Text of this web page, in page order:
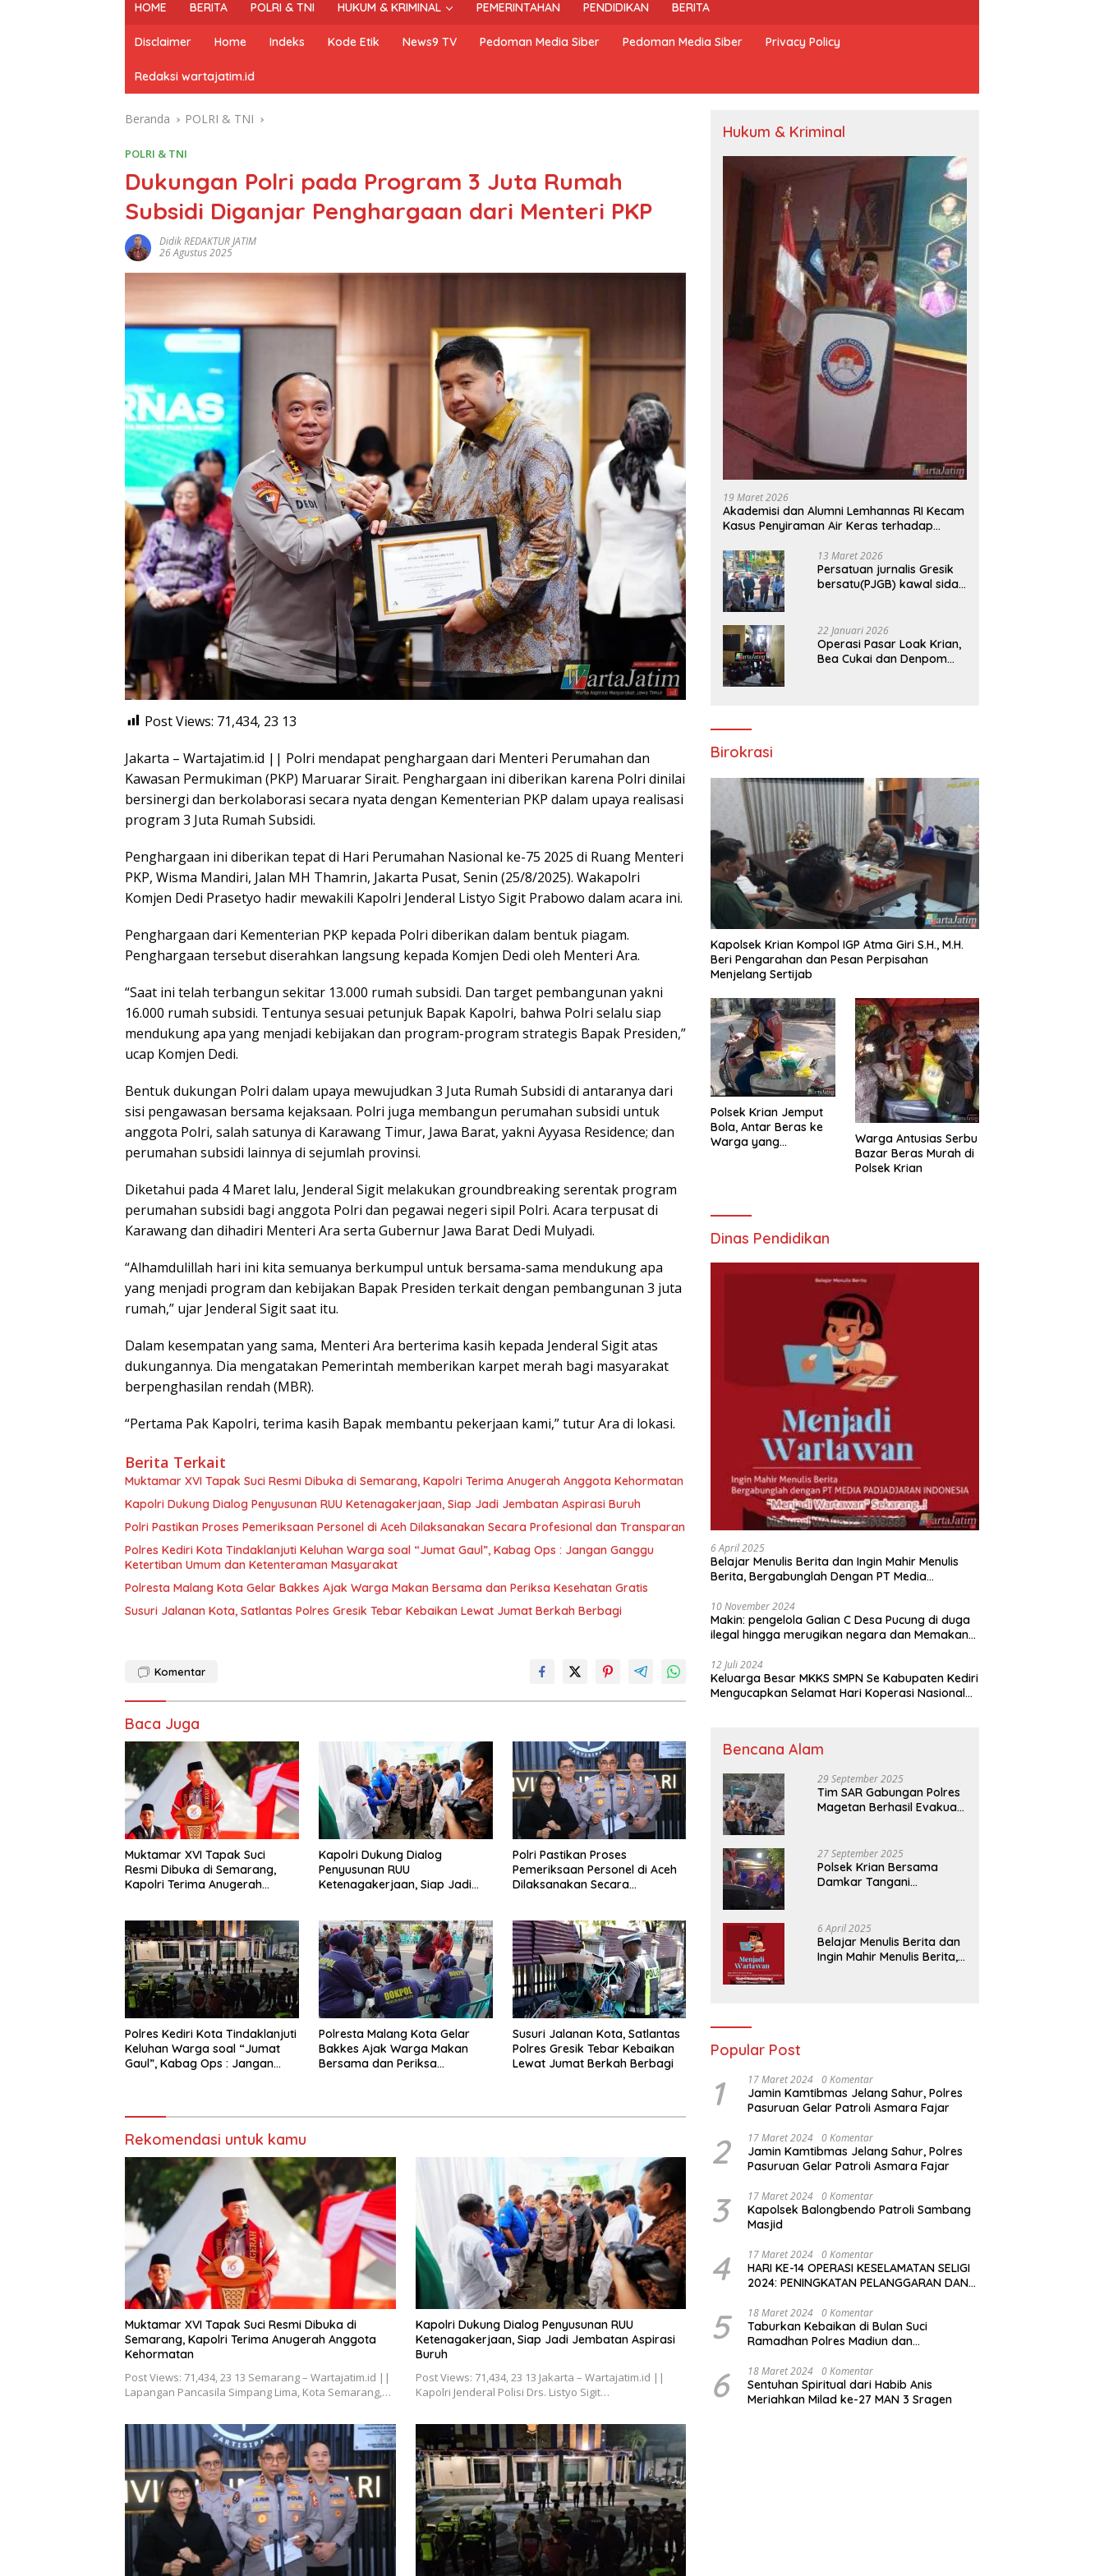
HOME BERITA POLRI & TNI HUKUM & KRIMINAL PEMERINTAHAN PENDIDIKAN BERITA
Disclaimer Home Indeks Kode Etik News9 TV Pedoman Media Siber Pedoman Media Siber Privacy Policy
Redaksi wartajatim.id
Beranda POLRI & TNI
POLRI & TNI
Dukungan Polri pada Program 3 Juta Rumah
Subsidi Diganjar Penghargaan dari Menteri PKP
Didik REDAKTUR JATIM
26 Agustus 2025
Post Views: 71,434, 23 13
Jakarta – Wartajatim.id || Polri mendapat penghargaan dari Menteri Perumahan dan
Kawasan Permukiman (PKP) Maruarar Sirait. Penghargaan ini diberikan karena Polri dinilai
bersinergi dan berkolaborasi secara nyata dengan Kementerian PKP dalam upaya realisasi
program 3 Juta Rumah Subsidi.
Penghargaan ini diberikan tepat di Hari Perumahan Nasional ke-75 2025 di Ruang Menteri
PKP, Wisma Mandiri, Jalan MH Thamrin, Jakarta Pusat, Senin (25/8/2025). Wakapolri
Komjen Dedi Prasetyo hadir mewakili Kapolri Jenderal Listyo Sigit Prabowo dalam acara ini.
Penghargaan dari Kementerian PKP kepada Polri diberikan dalam bentuk piagam.
Penghargaan tersebut diserahkan langsung kepada Komjen Dedi oleh Menteri Ara.
“Saat ini telah terbangun sekitar 13.000 rumah subsidi. Dan target pembangunan yakni
16.000 rumah subsidi. Tentunya sesuai petunjuk Bapak Kapolri, bahwa Polri selalu siap
mendukung apa yang menjadi kebijakan dan program-program strategis Bapak Presiden,”
ucap Komjen Dedi.
Bentuk dukungan Polri dalam upaya mewujudkan 3 Juta Rumah Subsidi di antaranya dari
sisi pengawasan bersama kejaksaan. Polri juga membangun perumahan subsidi untuk
anggota Polri, salah satunya di Karawang Timur, Jawa Barat, yakni Ayyasa Residence; dan
perumahan subsidi lainnya di sejumlah provinsi.
Diketahui pada 4 Maret lalu, Jenderal Sigit melakukan groundbreaking serentak program
perumahan subsidi bagi anggota Polri dan pegawai negeri sipil Polri. Acara terpusat di
Karawang dan dihadiri Menteri Ara serta Gubernur Jawa Barat Dedi Mulyadi.
“Alhamdulillah hari ini kita semuanya berkumpul untuk bersama-sama mendukung apa
yang menjadi program dan kebijakan Bapak Presiden terkait dengan pembangunan 3 juta
rumah,” ujar Jenderal Sigit saat itu.
Dalam kesempatan yang sama, Menteri Ara berterima kasih kepada Jenderal Sigit atas
dukungannya. Dia mengatakan Pemerintah memberikan karpet merah bagi masyarakat
berpenghasilan rendah (MBR).
“Pertama Pak Kapolri, terima kasih Bapak membantu pekerjaan kami,” tutur Ara di lokasi.
Berita Terkait
Muktamar XVI Tapak Suci Resmi Dibuka di Semarang, Kapolri Terima Anugerah Anggota Kehormatan
Kapolri Dukung Dialog Penyusunan RUU Ketenagakerjaan, Siap Jadi Jembatan Aspirasi Buruh
Polri Pastikan Proses Pemeriksaan Personel di Aceh Dilaksanakan Secara Profesional dan Transparan
Polres Kediri Kota Tindaklanjuti Keluhan Warga soal “Jumat Gaul”, Kabag Ops : Jangan Ganggu
Ketertiban Umum dan Ketenteraman Masyarakat
Polresta Malang Kota Gelar Bakkes Ajak Warga Makan Bersama dan Periksa Kesehatan Gratis
Susuri Jalanan Kota, Satlantas Polres Gresik Tebar Kebaikan Lewat Jumat Berkah Berbagi
Komentar
Baca Juga
Muktamar XVI Tapak Suci
Resmi Dibuka di Semarang,
Kapolri Terima Anugerah
Kapolri Dukung Dialog
Penyusunan RUU
Ketenagakerjaan, Siap Jadi
Polri Pastikan Proses
Pemeriksaan Personel di Aceh
Dilaksanakan Secara
Polres Kediri Kota Tindaklanjuti
Keluhan Warga soal “Jumat
Gaul”, Kabag Ops : Jangan
Polresta Malang Kota Gelar
Bakkes Ajak Warga Makan
Bersama dan Periksa
Susuri Jalanan Kota, Satlantas
Polres Gresik Tebar Kebaikan
Lewat Jumat Berkah Berbagi
Rekomendasi untuk kamu
Muktamar XVI Tapak Suci Resmi Dibuka di
Semarang, Kapolri Terima Anugerah Anggota
Kehormatan
Post Views: 71,434, 23 13 Semarang – Wartajatim.id ||
Lapangan Pancasila Simpang Lima, Kota Semarang,…
Kapolri Dukung Dialog Penyusunan RUU
Ketenagakerjaan, Siap Jadi Jembatan Aspirasi
Buruh
Post Views: 71,434, 23 13 Jakarta – Wartajatim.id ||
Kapolri Jenderal Polisi Drs. Listyo Sigit…
Hukum & Kriminal
19 Maret 2026
Akademisi dan Alumni Lemhannas RI Kecam
Kasus Penyiraman Air Keras terhadap
13 Maret 2026
Persatuan jurnalis Gresik
bersatu(PJGB) kawal sidak
atas nama Molyo Cipto
amin
22 Januari 2026
Operasi Pasar Loak Krian,
Bea Cukai dan Denpom
Birokrasi
Kapolsek Krian Kompol IGP Atma Giri S.H., M.H.
Beri Pengarahan dan Pesan Perpisahan
Menjelang Sertijab
Polsek Krian Jemput
Bola, Antar Beras ke
Warga yang
Warga Antusias Serbu
Bazar Beras Murah di
Polsek Krian
Dinas Pendidikan
6 April 2025
Belajar Menulis Berita dan Ingin Mahir Menulis
Berita, Bergabunglah Dengan PT Media
10 November 2024
Makin: pengelola Galian C Desa Pucung di duga
ilegal hingga merugikan negara dan Memakan
12 Juli 2024
Keluarga Besar MKKS SMPN Se Kabupaten Kediri
Mengucapkan Selamat Hari Koperasi Nasional
Bencana Alam
29 September 2025
Tim SAR Gabungan Polres
Magetan Berhasil Evakuasi
27 September 2025
Polsek Krian Bersama
Damkar Tangani
Cluster Lotus
6 April 2025
Belajar Menulis Berita dan
Ingin Mahir Menulis Berita,
Popular Post
1 17 Maret 2024 0 Komentar
Jamin Kamtibmas Jelang Sahur, Polres
Pasuruan Gelar Patroli Asmara Fajar
2 17 Maret 2024 0 Komentar
Jamin Kamtibmas Jelang Sahur, Polres
Pasuruan Gelar Patroli Asmara Fajar
3 17 Maret 2024 0 Komentar
Kapolsek Balongbendo Patroli Sambang
Masjid
4 17 Maret 2024 0 Komentar
HARI KE-14 OPERASI KESELAMATAN SELIGI
2024: PENINGKATAN PELANGGARAN DAN
5 18 Maret 2024 0 Komentar
Taburkan Kebaikan di Bulan Suci
Ramadhan Polres Madiun dan
6 18 Maret 2024 0 Komentar
Sentuhan Spiritual dari Habib Anis
Meriahkan Milad ke-27 MAN 3 Sragen